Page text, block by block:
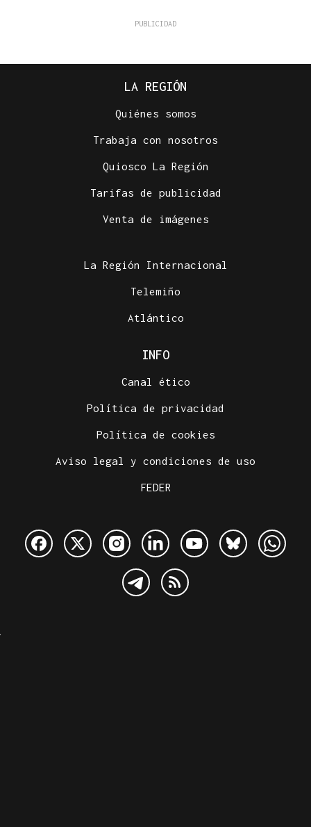
LA REGIÓN
Quiénes somos
Trabaja con nosotros
Quiosco La Región
Tarifas de publicidad
Venta de imágenes
La Región Internacional
Telemiño
Atlántico
INFO
Canal ético
Política de privacidad
Política de cookies
Aviso legal y condiciones de uso
FEDER